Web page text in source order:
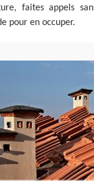
faites appels
pour en occuper.